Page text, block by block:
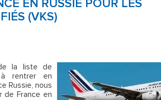
EN RUSSIE POUR LES
(VKS)
la liste de
à rentrer en
Russie, nous
de France en